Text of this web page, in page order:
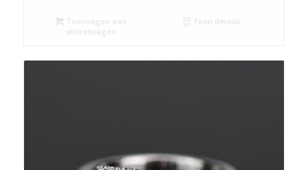
Toevoegen aan
winkelwagen
Toon details